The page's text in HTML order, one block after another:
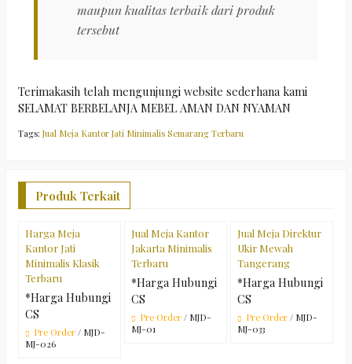
maupun kualitas terbaik dari produk
tersebut
Terimakasih telah mengunjungi website sederhana kami
SELAMAT BERBELANJA MEBEL AMAN DAN NYAMAN
Tags: Jual Meja Kantor Jati Minimalis Semarang Terbaru
Produk Terkait
Harga Meja
Kantor Jati
Minimalis Klasik
Terbaru
*Harga Hubungi
CS
Pre Order / MJD-
MJ-026
Jual Meja Kantor
Jakarta Minimalis
Terbaru
*Harga Hubungi
CS
Pre Order / MJD-
MJ-01
Jual Meja Direktur
Ukir Mewah
Tangerang
*Harga Hubungi
CS
Pre Order / MJD-
MJ-033